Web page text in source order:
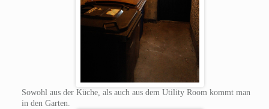
Sowohl aus der Küche, als auch aus dem Utility Room kommt man
in den Garten.